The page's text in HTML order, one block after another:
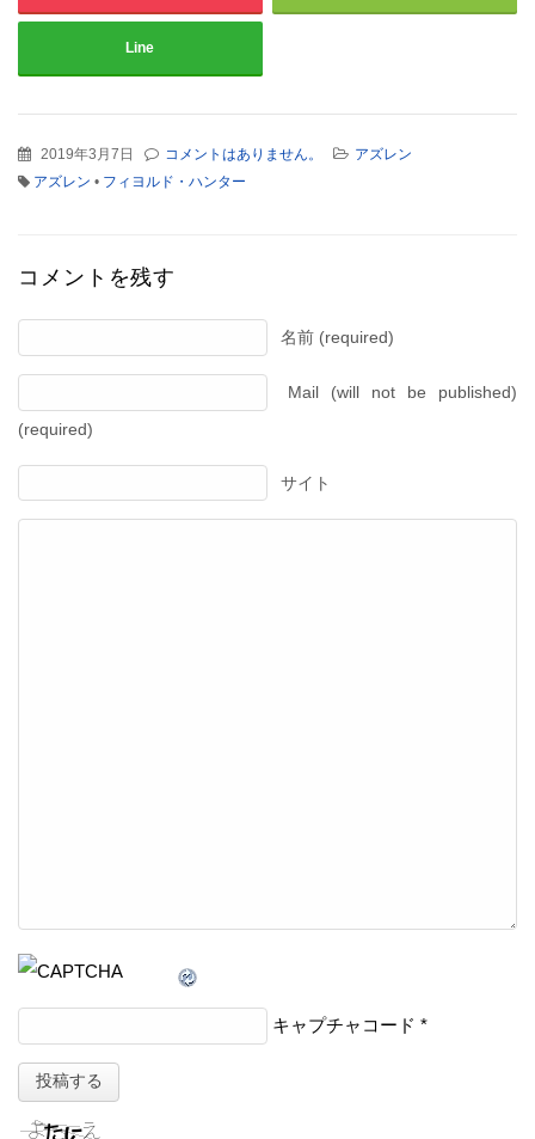
Line
2019年3月7日 コメントはありません。
アズレン
アズレン • フィヨルド・ハンター
コメントを残す
名前 (required)
Mail (will not be published)
(required)
サイト
キャプチャコード *